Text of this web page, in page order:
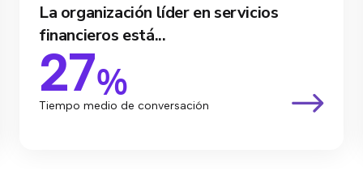
La organización líder en servicios
financieros está...
27%
Tiempo medio de conversación